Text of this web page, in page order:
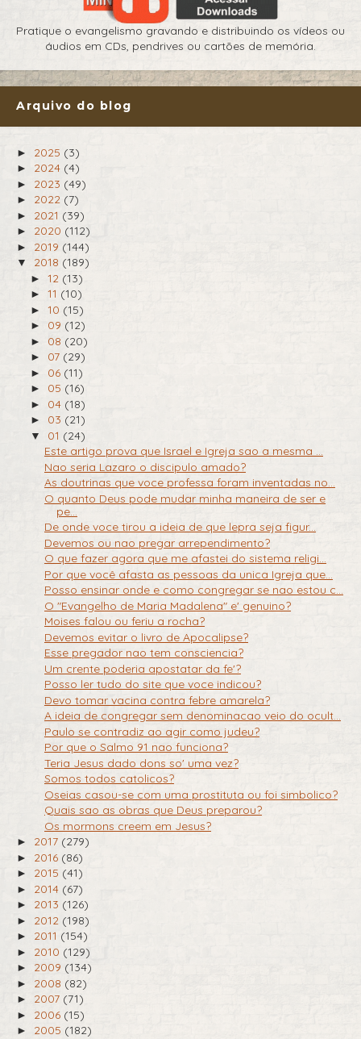
Pratique o evangelismo gravando e distribuindo os vídeos ou
áudios em CDs, pendrives ou cartões de memória.
Arquivo do blog
► 2025 (3)
► 2024 (4)
► 2023 (49)
► 2022 (7)
► 2021 (39)
► 2020 (112)
► 2019 (144)
▼ 2018 (189)
► 12 (13)
► 11 (10)
► 10 (15)
► 09 (12)
► 08 (20)
► 07 (29)
► 06 (11)
► 05 (16)
► 04 (18)
► 03 (21)
▼ 01 (24)
Este artigo prova que Israel e Igreja sao a mesma ...
Nao seria Lazaro o discipulo amado?
As doutrinas que voce professa foram inventadas no...
O quanto Deus pode mudar minha maneira de ser e
pe...
De onde voce tirou a ideia de que lepra seja figur...
Devemos ou nao pregar arrependimento?
O que fazer agora que me afastei do sistema religi...
Por que você afasta as pessoas da unica Igreja que...
Posso ensinar onde e como congregar se nao estou c...
O "Evangelho de Maria Madalena" e' genuino?
Moises falou ou feriu a rocha?
Devemos evitar o livro de Apocalipse?
Esse pregador nao tem consciencia?
Um crente poderia apostatar da fe'?
Posso ler tudo do site que voce indicou?
Devo tomar vacina contra febre amarela?
A ideia de congregar sem denominacao veio do ocult...
Paulo se contradiz ao agir como judeu?
Por que o Salmo 91 nao funciona?
Teria Jesus dado dons so' uma vez?
Somos todos catolicos?
Oseias casou-se com uma prostituta ou foi simbolico?
Quais sao as obras que Deus preparou?
Os mormons creem em Jesus?
► 2017 (279)
► 2016 (86)
► 2015 (41)
► 2014 (67)
► 2013 (126)
► 2012 (198)
► 2011 (154)
► 2010 (129)
► 2009 (134)
► 2008 (82)
► 2007 (71)
► 2006 (15)
► 2005 (182)